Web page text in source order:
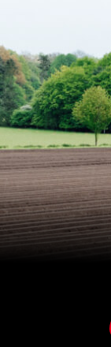
hierbij
registreren
programma.